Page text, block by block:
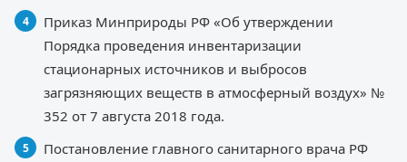
Приказ Минприроды РФ «Об утверждении
Порядка проведения инвентаризации
стационарных источников и выбросов
загрязняющих веществ в атмосферный воздух» №
352 от 7 августа 2018 года.
Постановление главного санитарного врача РФ